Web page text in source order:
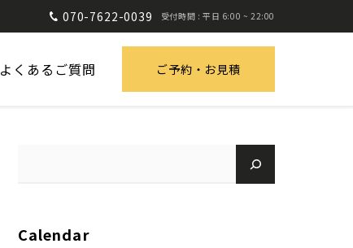
070-7622-0039 受付時間 : 平日 6:00 ~ 22:00
よくあるご質問 ご予約・お見積
Calendar